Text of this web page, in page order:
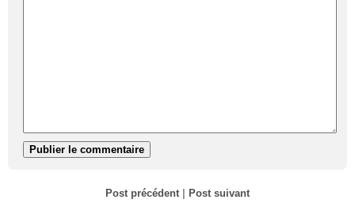
Post précédent Post suivant